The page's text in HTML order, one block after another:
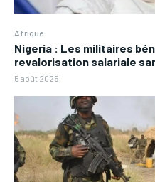
Afrique
Nigeria : Les militaires
revalorisation salariale
5 août 2026